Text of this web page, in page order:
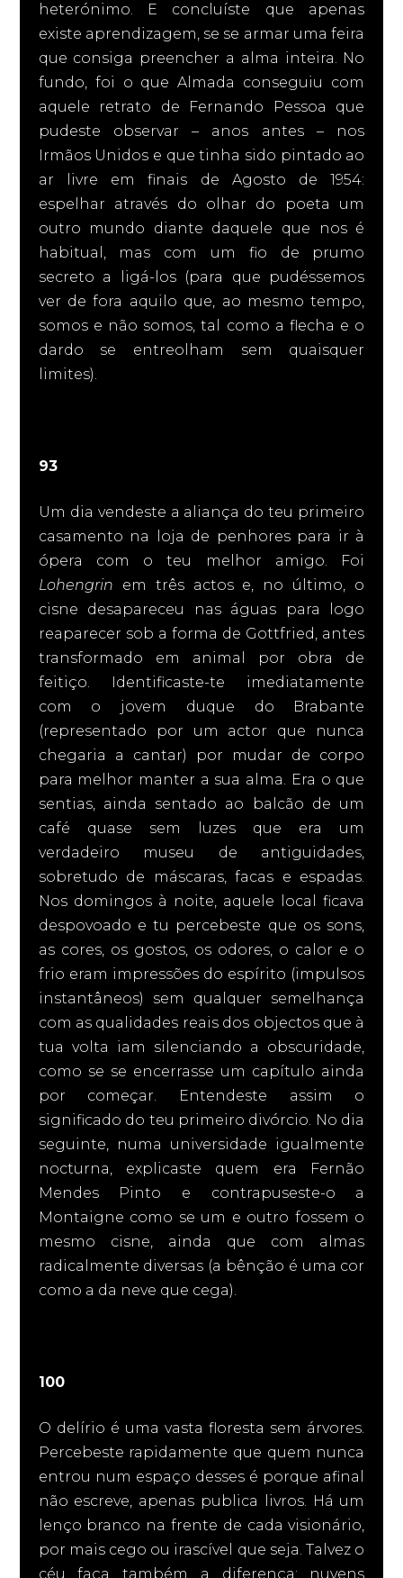
heterónimo. E concluíste que apenas
existe aprendizagem, se se armar uma feira
que consiga preencher a alma inteira. No
fundo, foi o que Almada conseguiu com
aquele retrato de Fernando Pessoa que
pudeste observar – anos antes – nos
Irmãos Unidos e que tinha sido pintado ao
ar livre em finais de Agosto de 1954:
espelhar através do olhar do poeta um
outro mundo diante daquele que nos é
habitual, mas com um fio de prumo
secreto a ligá-los (para que pudéssemos
ver de fora aquilo que, ao mesmo tempo,
somos e não somos, tal como a flecha e o
dardo se entreolham sem quaisquer
limites).
93
Um dia vendeste a aliança do teu primeiro
casamento na loja de penhores para ir à
ópera com o teu melhor amigo. Foi
Lohengrin em três actos e, no último, o
cisne desapareceu nas águas para logo
reaparecer sob a forma de Gottfried, antes
transformado em animal por obra de
feitiço. Identificaste-te imediatamente
com o jovem duque do Brabante
(representado por um actor que nunca
chegaria a cantar) por mudar de corpo
para melhor manter a sua alma. Era o que
sentias, ainda sentado ao balcão de um
café quase sem luzes que era um
verdadeiro museu de antiguidades,
sobretudo de máscaras, facas e espadas.
Nos domingos à noite, aquele local ficava
despovoado e tu percebeste que os sons,
as cores, os gostos, os odores, o calor e o
frio eram impressões do espírito (impulsos
instantâneos) sem qualquer semelhança
com as qualidades reais dos objectos que à
tua volta iam silenciando a obscuridade,
como se se encerrasse um capítulo ainda
por começar. Entendeste assim o
significado do teu primeiro divórcio. No dia
seguinte, numa universidade igualmente
nocturna, explicaste quem era Fernão
Mendes Pinto e contrapuseste-o a
Montaigne como se um e outro fossem o
mesmo cisne, ainda que com almas
radicalmente diversas (a bênção é uma cor
como a da neve que cega).
100
O delírio é uma vasta floresta sem árvores.
Percebeste rapidamente que quem nunca
entrou num espaço desses é porque afinal
não escreve, apenas publica livros. Há um
lenço branco na frente de cada visionário,
por mais cego ou irascível que seja. Talvez o
céu faça também a diferença: nuvens